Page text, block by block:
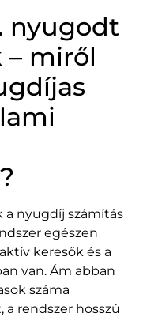
nyugodt
– miről
nyugdíj számítás
egészen
keresők és a
van. Ám abban
száma
a rendszer hosszú